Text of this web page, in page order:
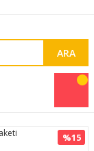
ARA
%15